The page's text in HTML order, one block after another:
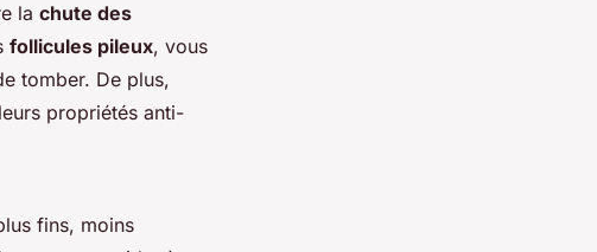
la chute des
follicules pileux, vous
tomber. De plus,
propriétés anti-
fins, moins